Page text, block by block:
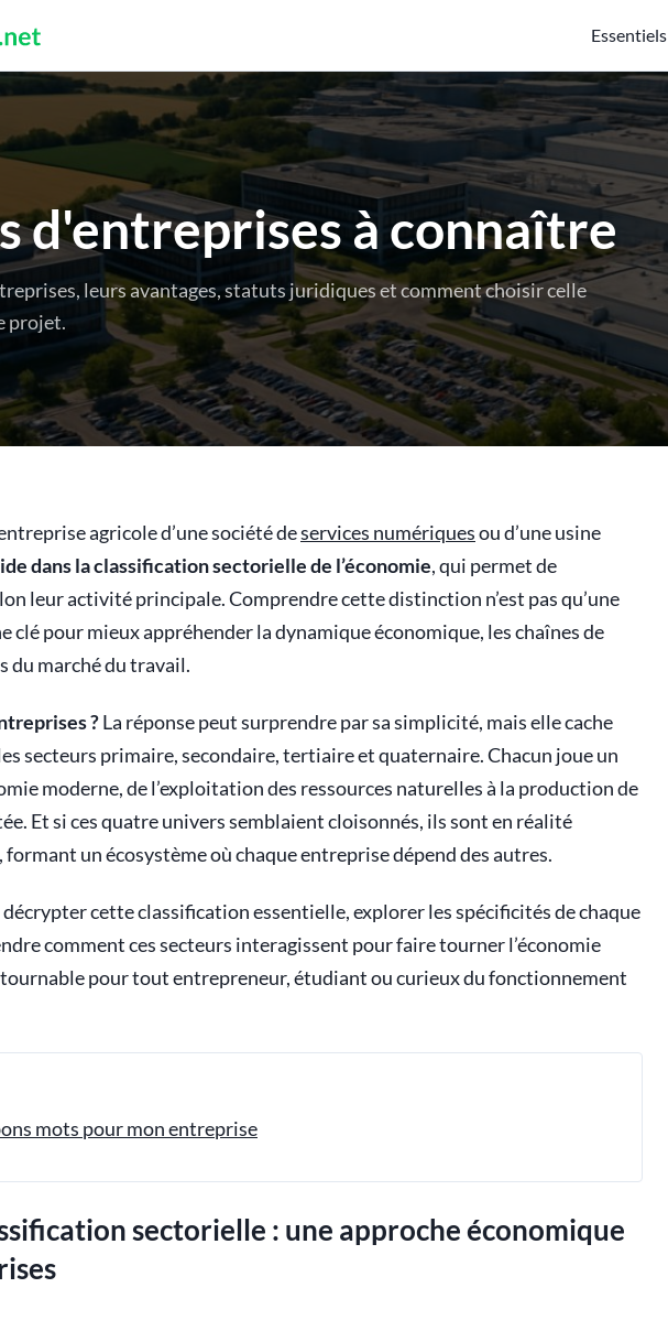
Essentiels
d'entreprises à connaître
leurs avantages, statuts juridiques et comment choisir celle
projet.
agricole d’une société deservices numériquesou d’une usine
dans la classification sectorielle de l’économie, qui permet de
leur activité principale. Comprendre cette distinction n’est pas qu’une
clé pour mieux appréhender la dynamique économique, les chaînes de
du marché du travail.
?La réponse peut surprendre par sa simplicité, mais elle cache
secteurs primaire, secondaire, tertiaire et quaternaire. Chacun joue un
moderne, de l’exploitation des ressources naturelles à la production de
Et si ces quatre univers semblaient cloisonnés, ils sont en réalité
un écosystème où chaque entreprise dépend des autres.
cette classification essentielle, explorer les spécificités de chaque
comment ces secteurs interagissent pour faire tourner l’économie
pour tout entrepreneur, étudiant ou curieux du fonctionnement
mots pour mon entreprise
sectorielle : une approche économique